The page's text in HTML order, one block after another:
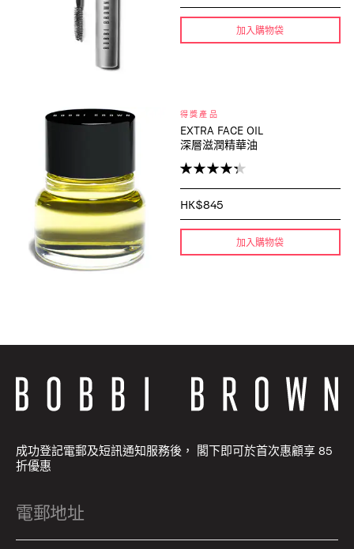
加入購物袋
得獎產品
EXTRA FACE OIL
深層滋潤精華油
HK$845
加入購物袋
成功登記電郵及短訊通知服務後， 閣下即可於首次惠顧享 85
折優惠